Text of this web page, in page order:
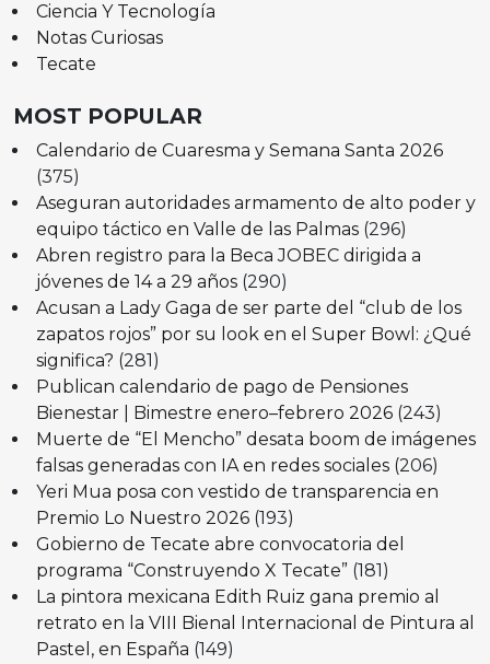
Ciencia Y Tecnología
Notas Curiosas
Tecate
MOST POPULAR
Calendario de Cuaresma y Semana Santa 2026
(375)
Aseguran autoridades armamento de alto poder y
equipo táctico en Valle de las Palmas (296)
Abren registro para la Beca JOBEC dirigida a
jóvenes de 14 a 29 años (290)
Acusan a Lady Gaga de ser parte del “club de los
zapatos rojos” por su look en el Super Bowl: ¿Qué
significa? (281)
Publican calendario de pago de Pensiones
Bienestar | Bimestre enero–febrero 2026 (243)
Muerte de “El Mencho” desata boom de imágenes
falsas generadas con IA en redes sociales (206)
Yeri Mua posa con vestido de transparencia en
Premio Lo Nuestro 2026 (193)
Gobierno de Tecate abre convocatoria del
programa “Construyendo X Tecate” (181)
La pintora mexicana Edith Ruiz gana premio al
retrato en la VIII Bienal Internacional de Pintura al
Pastel, en España (149)